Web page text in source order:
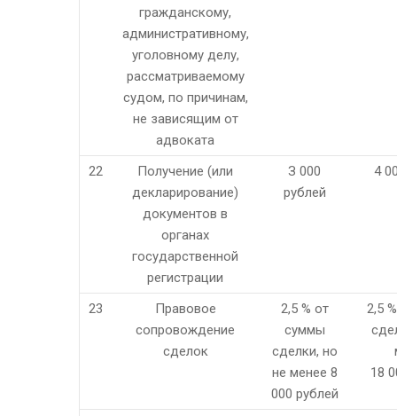
гражданскому,
административному,
уголовному делу,
рассматриваемому
судом, по причинам,
не зависящим от
адвоката
22
Получение (или
декларирование)
документов в
органах
государственной
регистрации
З 000
рублей
4
23
Правовое
сопровождение
сделок
2,5 % от
суммы
сделки, но
не менее 8
000 рублей
2,5
18